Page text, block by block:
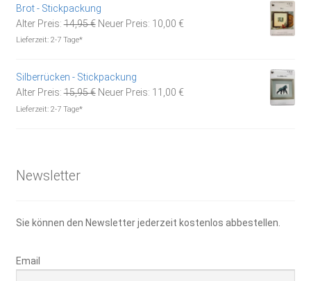
Brot - Stickpackung
Alter Preis: 14,95€ Ursprünglicher
Neuer Preis: 10,00 €Aktueller
Lieferzeit: 2-7 Tage*
Silberrücken - Stickpackung
Alter Preis: 15,95€ Ursprünglicher
Neuer Preis: 11,00 €Aktueller
Lieferzeit: 2-7 Tage*
Newsletter
Sie können den Newsletter jederzeit kostenlos abbestellen.
Email